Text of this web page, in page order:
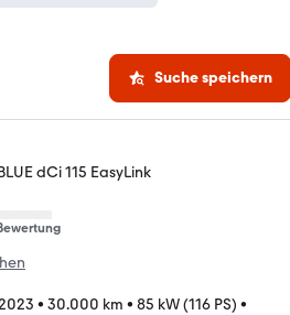
Suche speichern
dCi 115 EasyLink
• 30.000 km • 85 kW (116 PS) •